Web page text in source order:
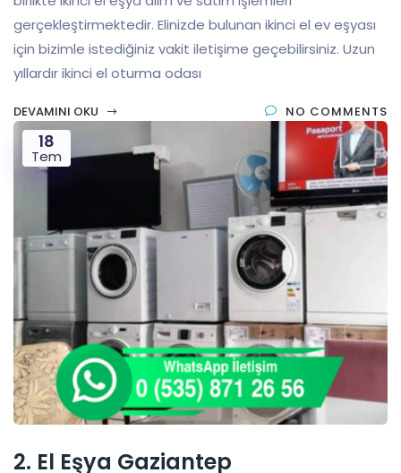
gerçekleştirmektedir. Elinizde bulunan ikinci el ev eşyası
için bizimle istediğiniz vakit iletişime geçebilirsiniz. Uzun
yıllardır ikinci el oturma odası
DEVAMINI OKU NO COMMENTS
18
Tem
2. El Eşya Gaziantep